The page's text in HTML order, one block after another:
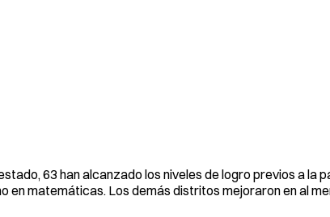
63 han alcanzado los niveles de logro previos a la
en matemáticas. Los demás distritos mejoraron en al